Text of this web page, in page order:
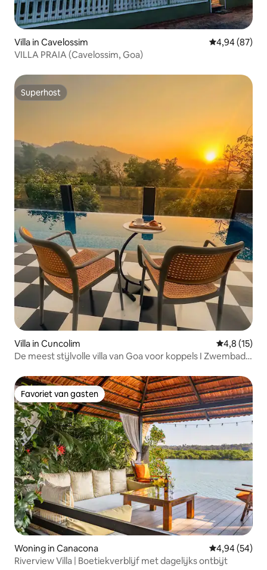
Villa in Cavelossim Gemiddelde
4,94 (87)
VILLA PRAIA (Cavelossim, Goa)
Superhost
Superhost
Villa in Cuncolim
4,8 (15)
De meest stijlvolle villa van Goa voor koppels I Zwembad I
Favoriet van gasten
Favoriet van gasten
Woning in Canacona Gemiddelde
4,94 (54)
Riverview Villa | Boetiekverblijf met dagelijks ontbijt